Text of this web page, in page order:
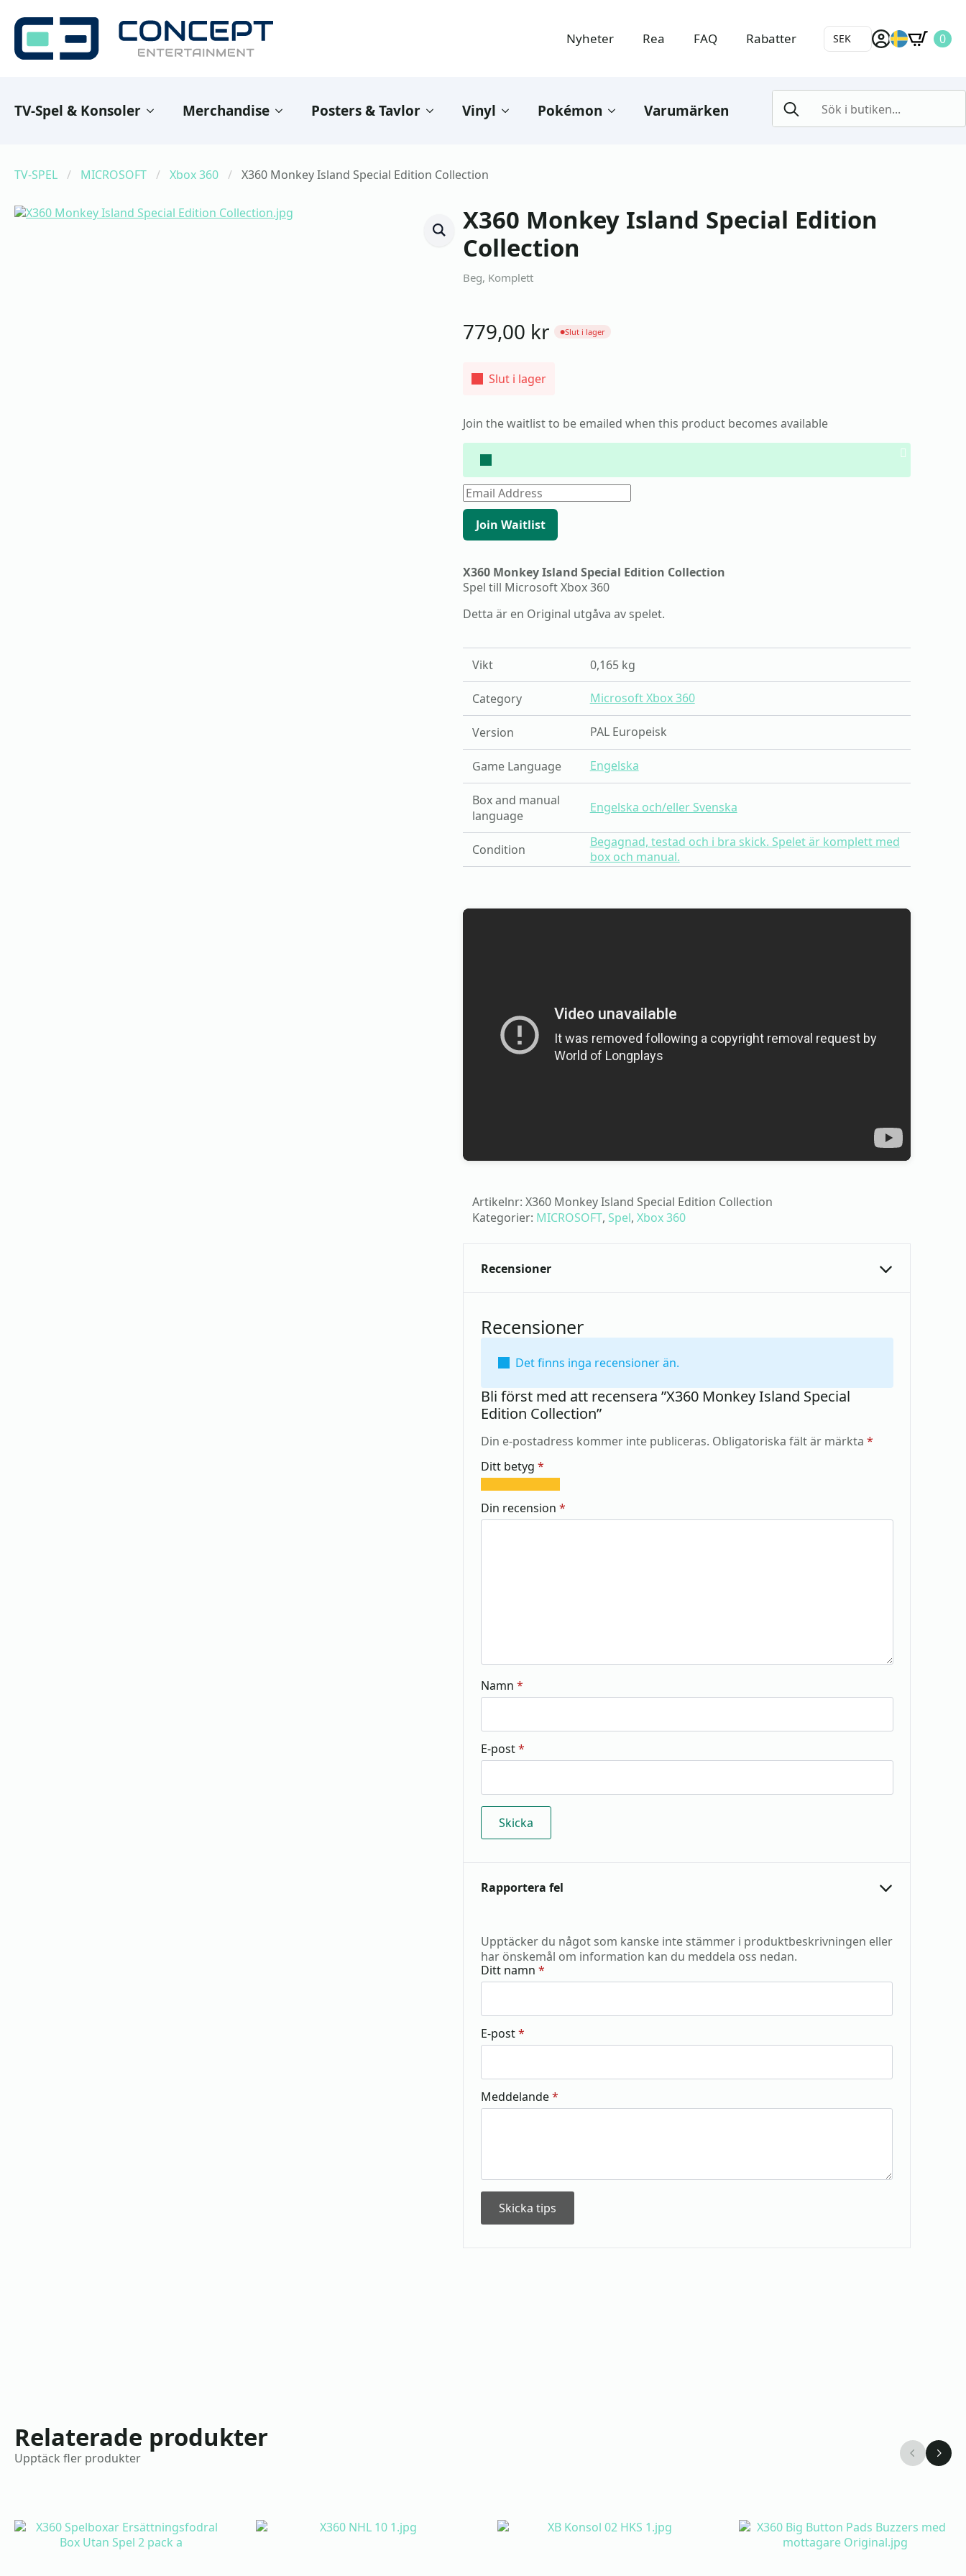
Nyheter Rea FAQ Rabatter SEK 0
TV-Spel & Konsoler Merchandise Posters & Tavlor Vinyl Pokémon Varumärken
for:
TV-SPEL MICROSOFT Xbox 360 X360 Monkey Island Special Edition Collection
X360 Monkey Island Special Edition
Collection
Beg, Komplett
779,00 kr ●Slut i lager
Slut i lager
Join the waitlist to be emailed when this product becomes available
notification
Enter
your
email
address
to
waitlist
for
this
Join Waitlist
X360 Monkey Island Special Edition Collection
Spel till Microsoft Xbox 360
Detta är en Original utgåva av spelet.
Vikt 0,165 kg
Category Microsoft Xbox 360
Version PAL Europeisk
Game Language Engelska
Box and manual
language
Engelska och/eller Svenska
Condition
Begagnad, testad och i bra skick. Spelet är komplett med
box och manual.
Artikelnr: X360 Monkey Island Special Edition Collection
Kategorier: MICROSOFT, Spel, Xbox 360
Recensioner
Recensioner
Det finns inga recensioner än.
Bli först med att recensera ”X360 Monkey Island Special
Edition Collection”
Din e-postadress kommer inte publiceras. Obligatoriska fält är märkta *
Ditt betyg *
av
5
5
5
av
5 5
Din recension *
Namn *
E-post*
Rapportera fel
Upptäcker du något som kanske inte stämmer i produktbeskrivningen eller
har önskemål om information kan du meddela oss nedan.
Ditt namn *
E-post *
Meddelande *
Skicka tips
Relaterade produkter
Upptäck fler produkter